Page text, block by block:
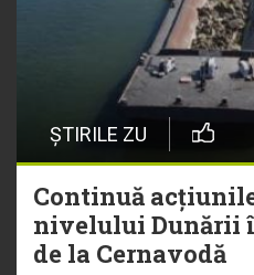
ȘTIRILE ZU
Continuă
nivelului Dunării
de la Cernavodă